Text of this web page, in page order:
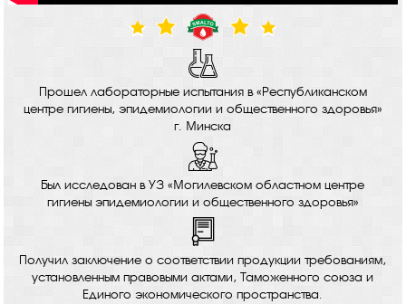
Прошел лабораторные испытания в «Республиканском
центре гигиены, эпидемиологии и общественного здоровья»
г. Минска
Был исследован в УЗ «Могилевском областном центре
гигиены эпидемиологии и общественного здоровья»
Получил заключение о соответствии продукции требованиям,
установленным правовыми актами, Таможенного союза и
Единого экономического пространства.